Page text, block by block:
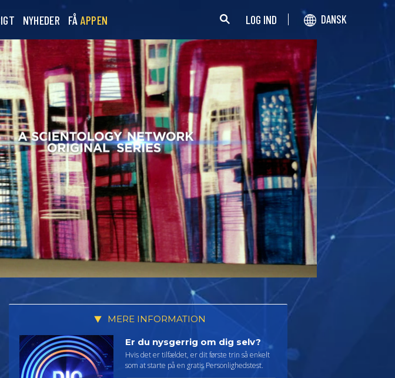
NYHEDER FÅ APPEN LOG IND DANSK
MERE INFORMATION
Er du nysgerrig om dig selv?
Hvis det er tilfældet, er dit første trin så enkelt
som at starte på en gratis Personlighedstest.